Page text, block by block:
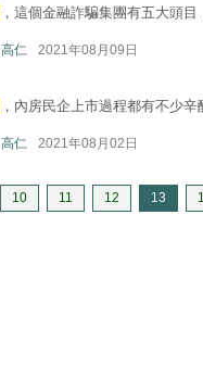
，這個金融詐騙集團有五大頭
高仁 2021年08月09日
，內房民企上市過程都有不少
高仁 2021年08月02日
10 11 12 13